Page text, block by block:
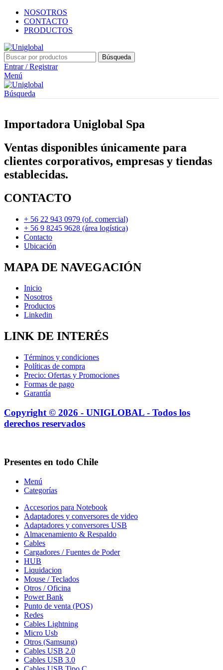
NOSOTROS
CONTACTO
PRODUCTOS
Búsqueda
Entrar / Registrar
Menú
Búsqueda
Importadora Uniglobal Spa
Ventas disponibles únicamente para
clientes corporativos, empresas y tiendas
establecidas.
CONTACTO
+ 56 22 943 0979 (of. comercial)
+ 56 9 8245 9628 (área logística)
Contacto
Ubicación
MAPA DE NAVEGACIÓN
Inicio
Nosotros
Productos
Linkedin
LINK DE INTERÉS
Términos y condiciones
Políticas de compra
Precio: Ofertas y Promociones
Formas de pago
Garantía
Copyright © 2026 - UNIGLOBAL - Todos los
derechos reservados
Presentes en todo Chile
Menú
Categorías
Accesorios para Notebook
Adaptadores y conversores de video
Adaptadores y conversores USB
Almacenamiento & Respaldo
Cables
Cargadores / Fuentes de Poder
HUB
Liquidacion
Mouse / Teclados
Otros / Oficina
Power Bank
Punto de venta (POS)
Redes
Cables Lightning
Micro Usb
Otros (Samsung)
Cables USB 2.0
Cables USB 3.0